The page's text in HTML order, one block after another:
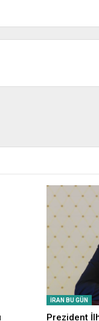
İRAN BU GÜN
Prezident